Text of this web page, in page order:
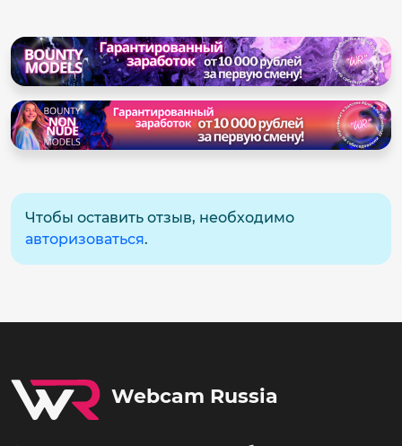
Чтобы оставить отзыв, необходимо
авторизоваться.
Webcam Russia